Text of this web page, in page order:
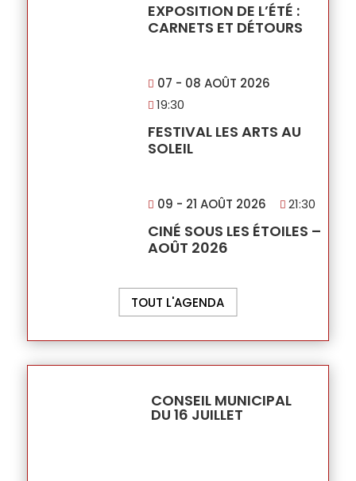
EXPOSITION DE L’ÉTÉ :
CARNETS ET DÉTOURS
07 - 08 AOÛT 2026
19:30
FESTIVAL LES ARTS AU
SOLEIL
09 - 21 AOÛT 2026 21:30
CINÉ SOUS LES ÉTOILES –
AOÛT 2026
TOUT L'AGENDA
CONSEIL MUNICIPAL
DU 16 JUILLET